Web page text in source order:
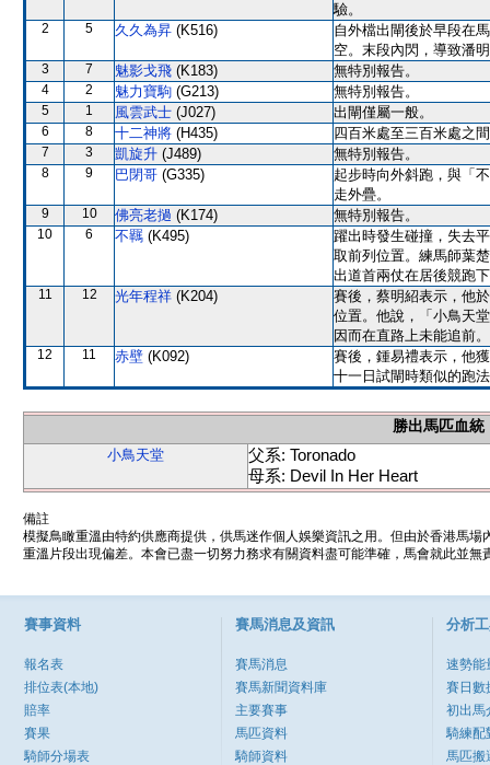
驗。
2 5 久久為昇 (K516)
自外檔出閘後於早段在
空。末段內閃，導致潘
3 7 魅影戈飛 (K183) 無特別報告。
4 2 魅力寶駒 (G213) 無特別報告。
5 1 風雲武士 (J027) 出閘僅屬一般。
6 8 十二神將 (H435) 四百米處至三百米處之
7 3 凱旋升 (J489) 無特別報告。
8 9 巴閉哥 (G335)
起步時向外斜跑，與「
走外疊。
9 10 佛亮老撾 (K174) 無特別報告。
10 6 不羈 (K495)
躍出時發生碰撞，失去
取前列位置。練馬師葉
出道首兩仗在居後競跑
11 12 光年程祥 (K204)
賽後，蔡明紹表示，他
位置。他說，「小鳥天
因而在直路上未能追前
12 11 赤壁 (K092)
賽後，鍾易禮表示，他
十一日試閘時類似的跑
勝出馬匹血統
小鳥天堂
父系: Toronado
母系: Devil In Her Heart
備註
模擬鳥瞰重溫由特約供應商提供，供馬迷作個人娛樂資訊之用。但由於香港馬
重溫片段出現偏差。本會已盡一切努力務求有關資料盡可能準確，馬會就此並
賽事資料
報名表
排位表(本地)
賠率
賽果
騎師分場表
賽馬消息及資訊
賽馬消息
賽馬新聞資料庫
主要賽事
馬匹資料
騎師資料
分析
速勢能
賽日數
初出馬
騎練配
馬匹搬